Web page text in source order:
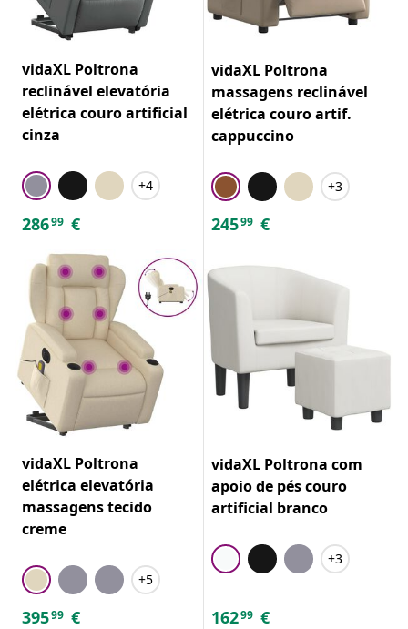
vidaXL Poltrona
reclinável elevatória
elétrica couro artificial
cinza
+4
28699 €
vidaXL Poltrona
massagens reclinável
elétrica couro artif.
cappuccino
+3
24599 €
vidaXL Poltrona
elétrica elevatória
massagens tecido
creme
+5
39599 €
vidaXL Poltrona com
apoio de pés couro
artificial branco
+3
16299 €